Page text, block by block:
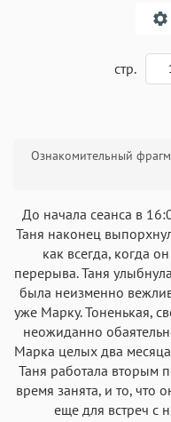
Аа Аа
Аа Аа
Аа Аа
стр.
Ознакомительный
До начала сеанса в
Таня наконец
как всегда, когда
перерыва. Таня
была неизменно
уже Марку. Тоненькая,
неожиданно
Марка целых два
Таня работала вторым
время занята, и то, что
еще для встреч с